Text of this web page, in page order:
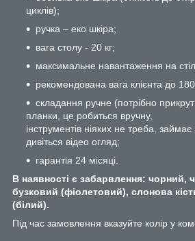
циклів);
ручка – еко шкіра;
вага столу - 20 кг;
максимальне навантаження на
рекомендована вага клієнта до 180
складання ручне (потрібно
планки, це робиться вручну,
інструментів ніяких не треба,
дивіться відео огляд;
гарантія 24 місяці.
В наявності є забарвлення: чорний,
бузковий (фіолетовий), слонова
(білий).
Під час замовлення вказуйте колір у